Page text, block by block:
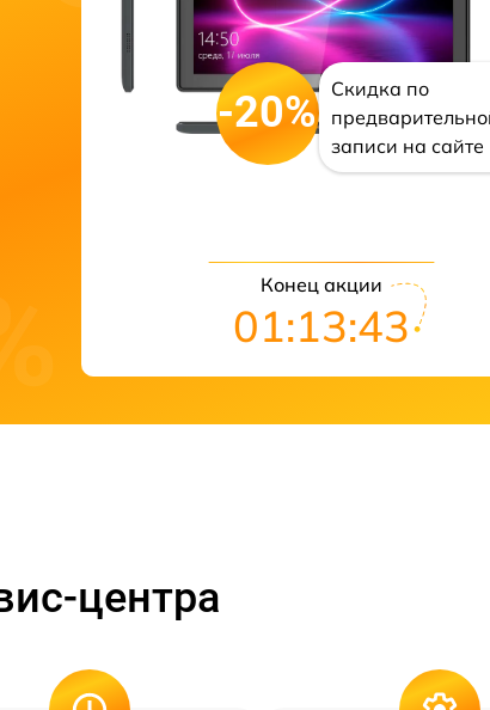
-20%
Скидка по
записи на сайте
Конец акции
01:13:42
центра